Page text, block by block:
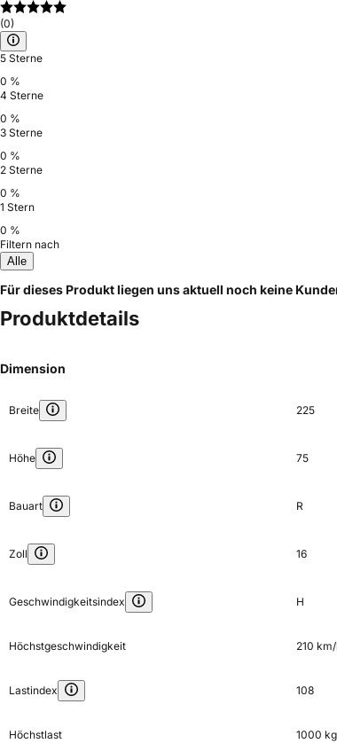
(0)
5 Sterne
0 %
4 Sterne
0 %
3 Sterne
0 %
2 Sterne
0 %
1 Stern
0 %
Filtern nach
Alle
Für dieses Produkt liegen uns aktuell noch keine
Produktdetails
Dimension
Breite 225
Höhe 75
Bauart R
Zoll 16
Geschwindigkeitsindex H
Höchstgeschwindigkeit 210
Lastindex 108
Höchstlast 1000 kg